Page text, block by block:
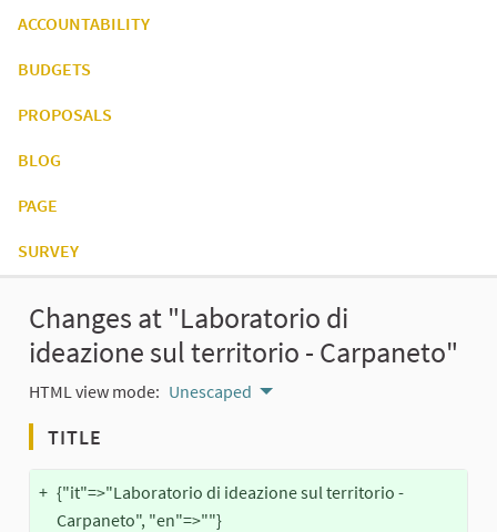
ACCOUNTABILITY
BUDGETS
PROPOSALS
BLOG
PAGE
SURVEY
Changes at "Laboratorio di
ideazione sul territorio - Carpaneto"
HTML view mode: Unescaped
TITLE
+ {"it"=>"Laboratorio di ideazione sul territorio -
Carpaneto", "en"=>""}